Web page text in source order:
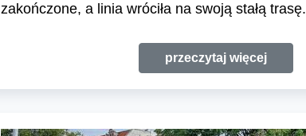
zakończone, a linia wróciła na swoją stałą trasę.
przeczytaj więcej